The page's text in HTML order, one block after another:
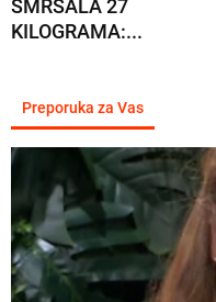
SMRŠALA 27
KILOGRAMA:...
Preporuka za Vas